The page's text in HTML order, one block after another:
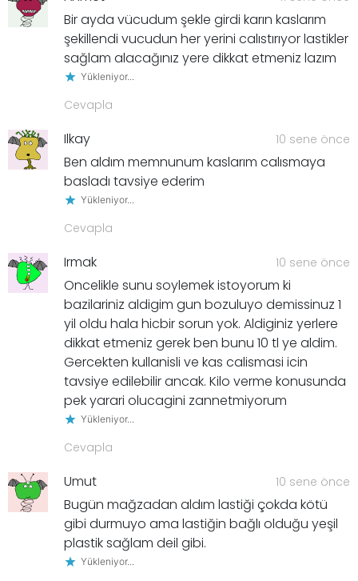
Bir ayda vücudum şekle girdi karın kaslarım
şekillendi vucudun her yerini calıstırıyor lastikler
sağlam alacağınız yere dikkat etmeniz lazım
Yükleniyor...
Cevapla
Ilkay 10 sene önce
Ben aldım memnunum kaslarım calısmaya
basladı tavsiye ederim
Yükleniyor...
Cevapla
Irmak 10 sene önce
Oncelikle sunu soylemek istoyorum ki
bazilariniz aldigim gun bozuluyo demissinuz 1
yil oldu hala hicbir sorun yok. Aldiginiz yerlere
dikkat etmeniz gerek ben bunu 10 tl ye aldim.
Gercekten kullanisli ve kas calismasi icin
tavsiye edilebilir ancak. Kilo verme konusunda
pek yarari olucagini zannetmiyorum
Yükleniyor...
Cevapla
Umut 10 sene önce
Bugün mağzadan aldım lastiği çokda kötü
gibi durmuyo ama lastiğin bağlı olduğu yeşil
plastik sağlam deil gibi.
Yükleniyor...